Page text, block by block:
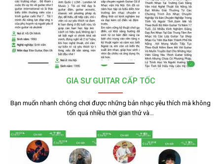
GIA SƯ GUITAR CẤP TỐC
Bạn muốn nhanh chóng chơi được những bản nhạc yêu thích mà không
tốn quá nhiều thời gian thử và…